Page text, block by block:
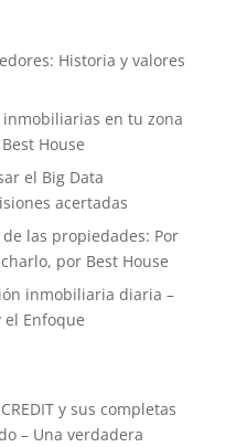
Historia y valores
en tu zona
House
el Big Data
acertadas
las propiedades: Por
por Best House
inmobiliaria diaria –
el Enfoque
y sus completas
– Una verdadera